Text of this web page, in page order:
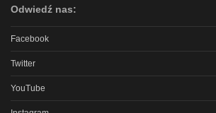
Odwiedź nas:
Facebook
Twitter
YouTube